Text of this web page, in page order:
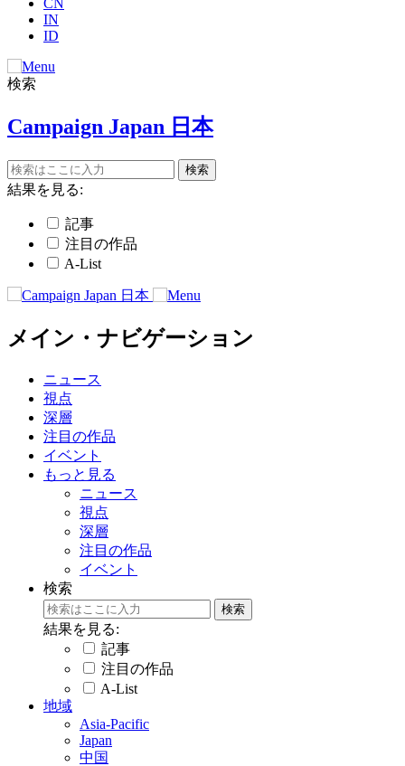
CN
IN
ID
検索
Campaign Japan 日本
結果を見る:
記事
注目の作品
A-List
メイン・ナビゲーション
ニュース
視点
深層
注目の作品
イベント
もっと見る
ニュース
視点
深層
注目の作品
イベント
検索
結果を見る:
記事
注目の作品
A-List
地域
Asia-Pacific
Japan
中国